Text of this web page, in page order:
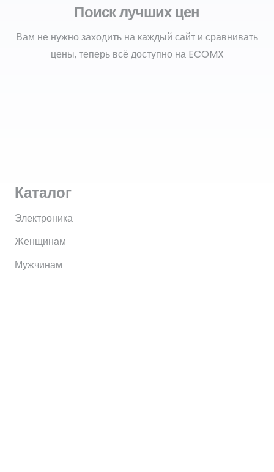
Поиск лучших цен
Вам не нужно заходить на каждый сайт и сравнивать
цены, теперь всё доступно на ECOMX
Каталог
Электроника
Женщинам
Мужчинам